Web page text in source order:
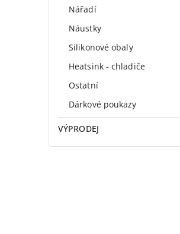
Nářadí
Náustky
Silikonové obaly
Heatsink - chladiče
Ostatní
Dárkové poukazy
VÝPRODEJ